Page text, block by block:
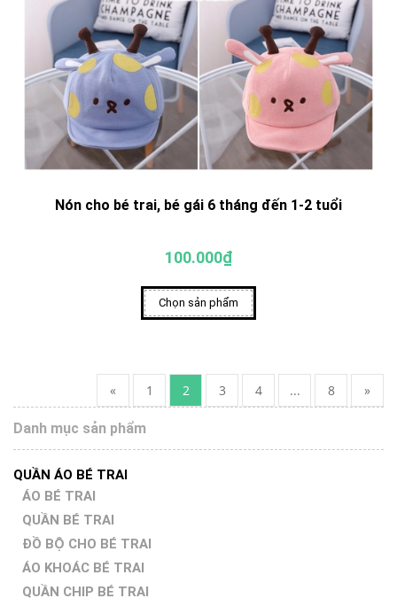
Nón cho bé trai, bé gái 6 tháng đến 1-2 tuổi
100.000₫
Chọn sản phẩm
« 1 2 3 4 ... 8 »
Danh mục sản phẩm
QUẦN ÁO BÉ TRAI
ÁO BÉ TRAI
QUẦN BÉ TRAI
ĐỒ BỘ CHO BÉ TRAI
ÁO KHOÁC BÉ TRAI
QUẦN CHIP BÉ TRAI